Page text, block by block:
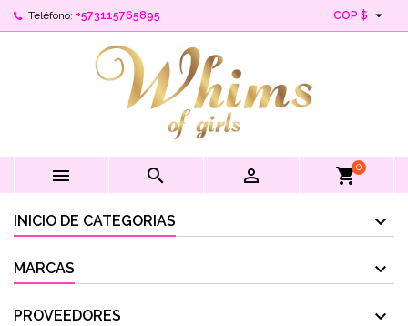
Teléfono: +573115765895 COP $ 
   shopping_cart0
INICIO DE CATEGORIAS
MARCAS
PROVEEDORES